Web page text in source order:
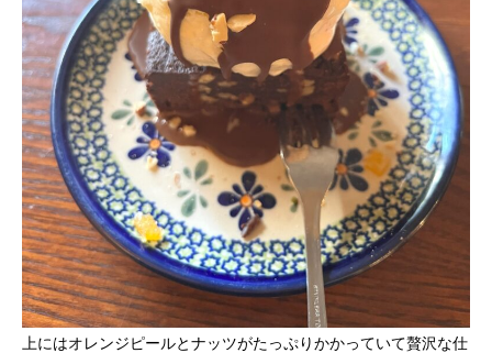
上にはオレンジピールとナッツがたっぷりかかっていて贅沢な仕